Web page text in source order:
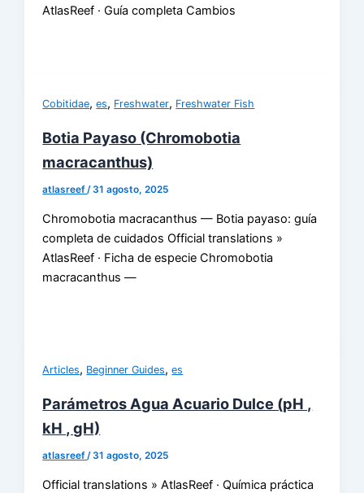
AtlasReef · Guía completa Cambios
Cobitidae,es, Freshwater, Freshwater Fish
Botia Payaso (Chromobotia
macracanthus)
atlasreef/31 agosto, 2025
Chromobotia macracanthus — Botia payaso: guía
completa de cuidados Official translations »
AtlasReef · Ficha de especie Chromobotia
macracanthus —
Articles, Beginner Guides,es
Parámetros Agua Acuario Dulce (pH ,
kH , gH)
atlasreef/31 agosto, 2025
Official translations » AtlasReef · Química práctica